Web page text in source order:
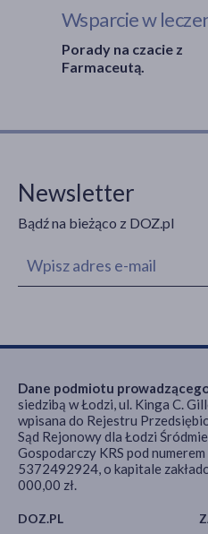
Wsparcie w
Porady na czacie z
Farmaceutą.
Newsletter
Bądź na bieżąco z DOZ.pl
DOZ.PL
Dane podmiotu
siedzibą w Łodzi, ul. Kinga C.
wpisana do Rejestru
Sąd Rejonowy dla Łodzi
Gospodarczy KRS pod
5372492924, o kapitale
000,00 zł.